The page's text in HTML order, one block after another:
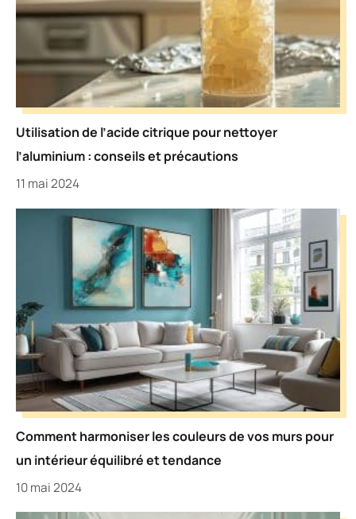
Utilisation de l’acide citrique pour nettoyer
l’aluminium : conseils et précautions
11 mai 2024
Comment harmoniser les couleurs de vos murs pour
un intérieur équilibré et tendance
10 mai 2024